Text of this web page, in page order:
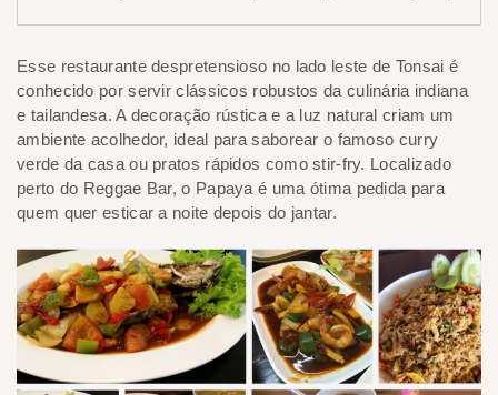
Esse restaurante despretensioso no lado leste de Tonsai é
conhecido por servir clássicos robustos da culinária indiana
e tailandesa. A decoração rústica e a luz natural criam um
ambiente acolhedor, ideal para saborear o famoso curry
verde da casa ou pratos rápidos como stir-fry. Localizado
perto do Reggae Bar, o Papaya é uma ótima pedida para
quem quer esticar a noite depois do jantar.